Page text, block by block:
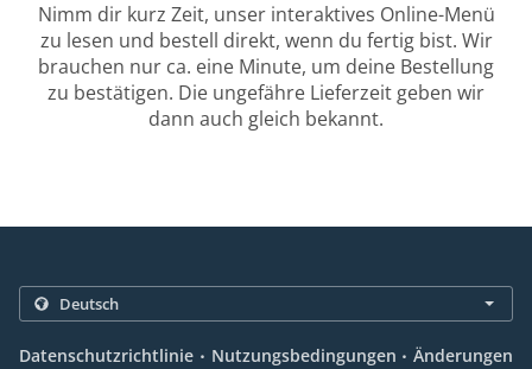
Nimm dir kurz Zeit, unser interaktives Online-Menü
zu lesen und bestell direkt, wenn du fertig bist. Wir
brauchen nur ca. eine Minute, um deine Bestellung
zu bestätigen. Die ungefähre Lieferzeit geben wir
dann auch gleich bekannt.
Datenschutzrichtlinie . Nutzungsbedingungen . Änderungen